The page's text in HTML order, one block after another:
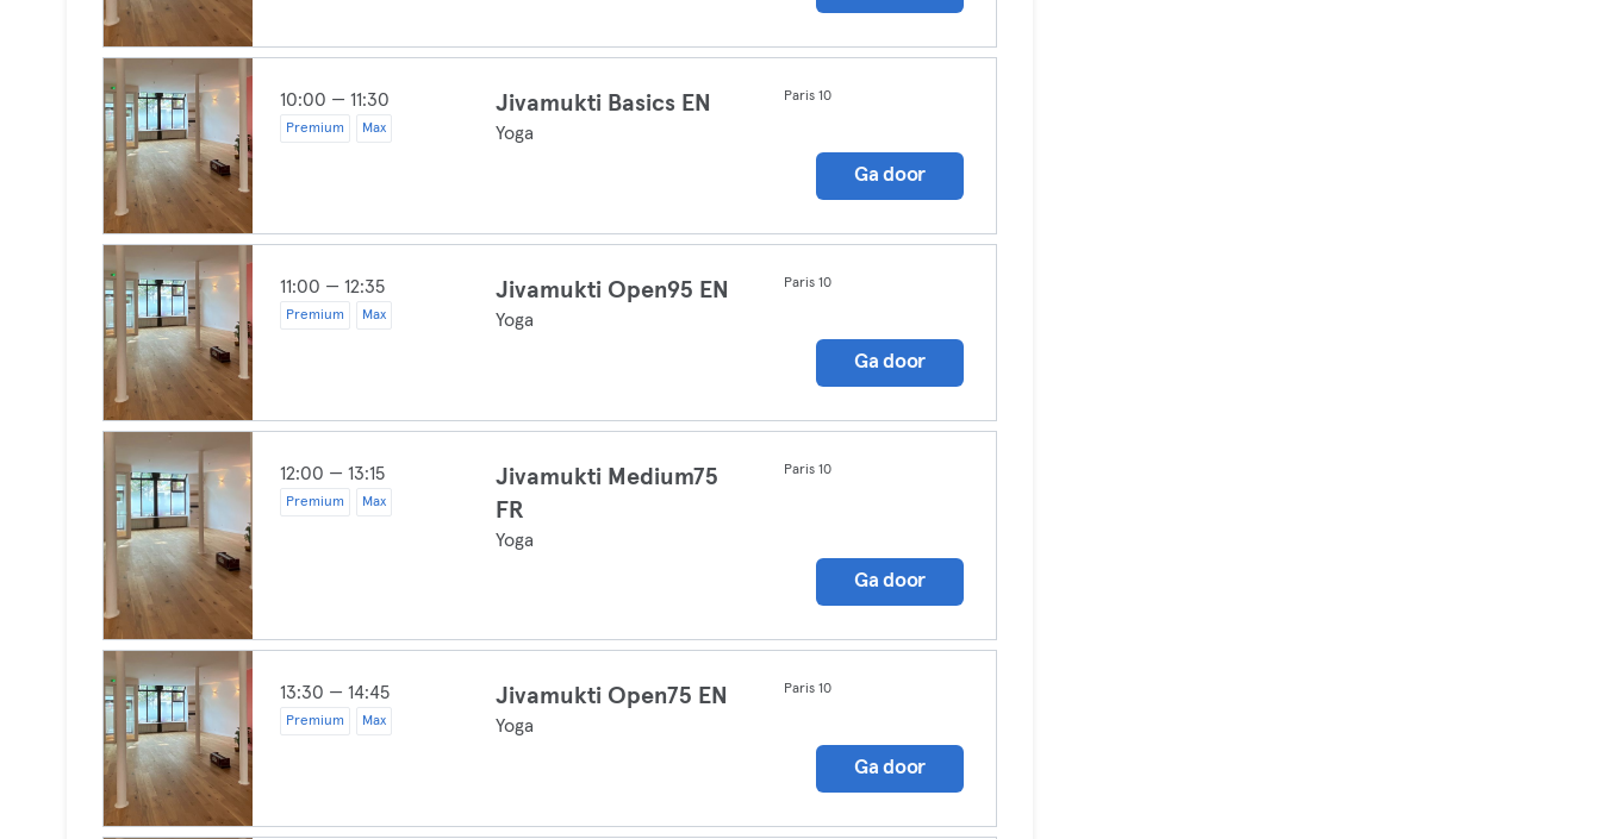
10:00 — 11:30
Premium Max
Jivamukti Basics EN
Yoga
Paris 10
Ga door
11:00 — 12:35
Premium Max
Jivamukti Open95 EN
Yoga
Paris 10
Ga door
12:00 — 13:15
Premium Max
Jivamukti Medium75
FR
Yoga
Paris 10
Ga door
13:30 — 14:45
Premium Max
Jivamukti Open75 EN
Yoga
Paris 10
Ga door